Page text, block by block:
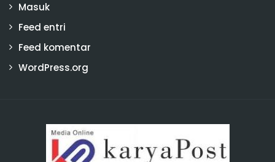
Masuk
Feed entri
Feed komentar
WordPress.org